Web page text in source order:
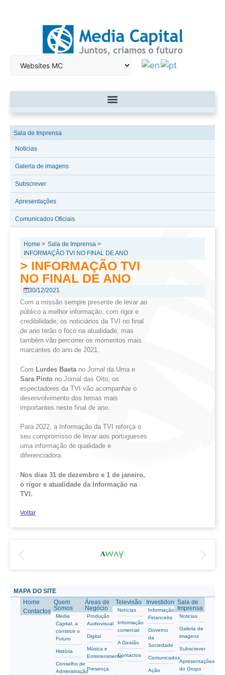
Sala de Imprensa
Noticias
Galeria de imagens
Subscrever
Apresentações
Comunicados Oficiais
Home > Sala de Imprensa >
INFORMAÇÃO TVI NO FINAL DE ANO
> INFORMAÇÃO TVI
NO FINAL DE ANO
30/12/2021
Com a missão sempre presente de levar ao
público a melhor informação, com rigor e
credibilidade, os noticiários da TVI no final
de ano terão o foco na atualidade, mas
também vão percorrer os momentos mais
marcantes do ano de 2021.
Com Lurdes Baeta no Jornal da Uma e
Sara Pinto no Jornal das Oito, os
espectadores da TVI vão acompanhar o
desenvolvimento dos temas mais
importantes neste final de ano.
Para 2022, a Informação da TVI reforça o
seu compromisso de levar aos portugueses
uma informação de qualidade e
diferenciadora.
Nos dias 31 de dezembro e 1 de janeiro,
o rigor e atualidade da Informação na
TVI.
Voltar
MAPA DO SITE
Home
Contactos
Quem
Somos
Media
Capital, a
construir o
Futuro
História
Conselho de
Administração
Áreas de
Negócio
Produção
Audiovisual
Digital
Música e
Entretenimento
Presença
Televisão
Notícias
Informação
comercial
A Gestão
Contactos
Investidores
Informação
Financeira
Governo
da
Sociedade
Comunicados
Ação
Sala de
Imprensa
Noticias
Galeria de
imagens
Subscrever
Apresentações
do Grupo